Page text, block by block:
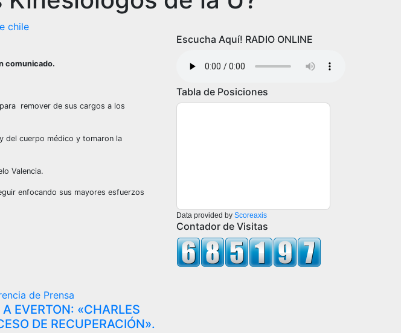
chile
comunicado.
remover de sus cargos a los
del cuerpo médico y tomaron la
Valencia.
enfocando sus mayores esfuerzos
de Prensa
EVERTON: «CHARLES
DE RECUPERACIÓN».
Escucha Aquí! RADIO ONLINE
Tabla de Posiciones
Data provided by Scoreaxis
Contador de Visitas